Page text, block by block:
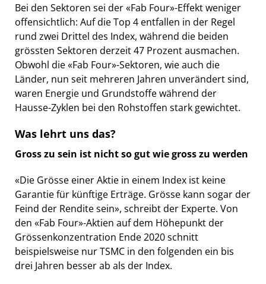
Bei den Sektoren sei der «Fab Four»-Effekt weniger
offensichtlich: Auf die Top 4 entfallen in der Regel
rund zwei Drittel des Index, während die beiden
grössten Sektoren derzeit 47 Prozent ausmachen.
Obwohl die «Fab Four»-Sektoren, wie auch die
Länder, nun seit mehreren Jahren unverändert sind,
waren Energie und Grundstoffe während der
Hausse-Zyklen bei den Rohstoffen stark gewichtet.
Was lehrt uns das?
Gross zu sein ist nicht so gut wie gross zu werden
«Die Grösse einer Aktie in einem Index ist keine
Garantie für künftige Erträge. Grösse kann sogar der
Feind der Rendite sein», schreibt der Experte. Von
den «Fab Four»-Aktien auf dem Höhepunkt der
Grössenkonzentration Ende 2020 schnitt
beispielsweise nur TSMC in den folgenden ein bis
drei Jahren besser ab als der Index.